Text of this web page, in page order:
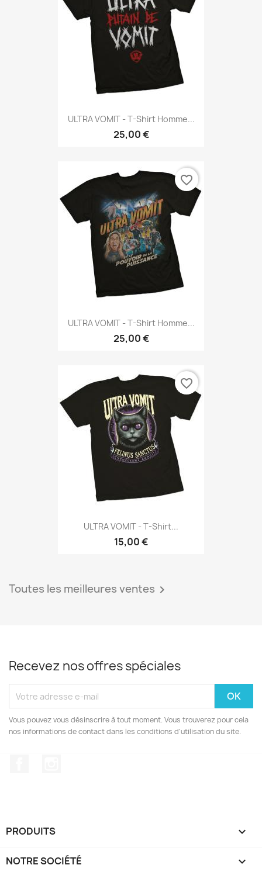
ULTRA VOMIT - T-Shirt Homme...
25,00 €
ULTRA VOMIT - T-Shirt Homme...
25,00 €
favorite_border
ULTRA VOMIT - T-Shirt...
15,00 €
favorite_border
Toutes les meilleures ventes 
Recevez nos offres spéciales
Vous pouvez vous désinscrire à tout moment. Vous trouverez pour cela
nos informations de contact dans les conditions d'utilisation du site.
PRODUITS 
NOTRE SOCIÉTÉ 